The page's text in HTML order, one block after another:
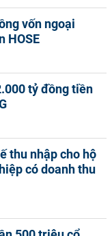
vốn ngoại
HOSE
tỷ đồng tiền
thu nhập cho hộ
có doanh thu